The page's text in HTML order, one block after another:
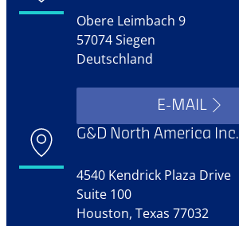
Obere Leimbach 9
57074 Siegen
Deutschland
E-MAIL
G&D North America Inc.
4540 Kendrick Plaza Drive
Suite 100
Houston, Texas 77032